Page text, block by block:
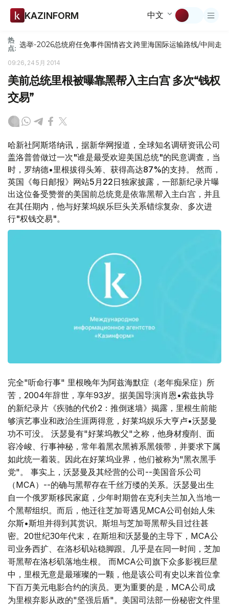
KAZINFORM 中文
热
点: 选举-2026总统府任免事件国情咨文跨里海国际运输路线/中间走廊
09:26, 24 5月 2014
美前总统里根被曝靠黑帮入主白宫 多次“钱权
交易”
哈新社阿斯塔纳讯，据新华网报道，全球知名调研资讯公司
盖洛普曾做过一次"谁是最受欢迎美国总统"的民意调查，当
时，罗纳德•里根拔得头筹、获得高达87%的支持。 然而，
英国《每日邮报》网站5月22日独家披露，一部新纪录片曝
出这位备受赞誉的美国前总统竟是依靠黑帮入主白宫，并且
在其任期内，他与好莱坞娱乐巨头关系错综复杂、多次进
行"权钱交易"。
完全"听命行事" 里根晚年为阿兹海默症（老年痴呆症）所
苦，2004年辞世，享年93岁。据美国导演肖恩•索兹执导
的新纪录片《疾驰的代价2：推倒迷墙》揭露，里根生前能
够演艺事业和政治生涯两得意，好莱坞娱乐大亨卢•沃瑟曼
功不可没。 沃瑟曼有"好莱坞教父"之称，他身材瘦削、面
容冷峻、行事神秘，常年着黑衣黑裤系黑领带，并要求下属
如此统一着装。因此在好莱坞业界，他们被称为"黑衣黑手
党"。 事实上，沃瑟曼及其经营的公司--美国音乐公司
（MCA）--的确与黑帮存在千丝万缕的关系。沃瑟曼出生
自一个俄罗斯移民家庭，少年时期曾在克利夫兰加入当地一
个黑帮组织。而后，他迁往芝加哥遇见MCA公司创始人朱
尔斯•斯坦并得到其赏识。斯坦与芝加哥黑帮头目过往甚
密。20世纪30年代末，在斯坦和沃瑟曼的主导下，MCA公
司业务西扩、在洛杉矶站稳脚跟。几乎是在同一时间，芝加
哥黑帮在洛杉矶落地生根。 而MCA公司旗下众多影视巨星
中，里根无意是最璀璨的一颗，他是该公司有史以来首位拿
下百万美元电影合约的演员。更为重要的是，MCA公司成
为里根弃影从政的"坚强后盾"。美国司法部一份秘密文件里